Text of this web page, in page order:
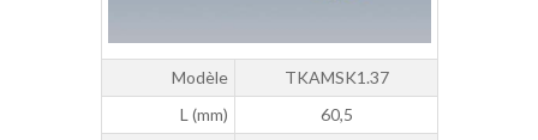
Modèle
TKAMSK1.37
L (mm)
60,5